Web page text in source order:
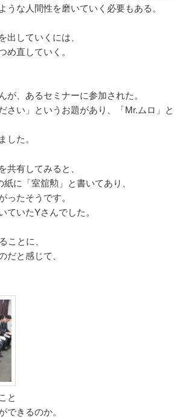
な人間性を磨いていく必要もある。
していくには、
直していく。
、あるセミナーに参加された。
さい」というお題があり、「Mr.ムロ」
た。
有してみると、
に「室舘勲」と書いてあり、
たそうです。
いたYさんでした。
ことに、
と感じて、
と
きるのか。